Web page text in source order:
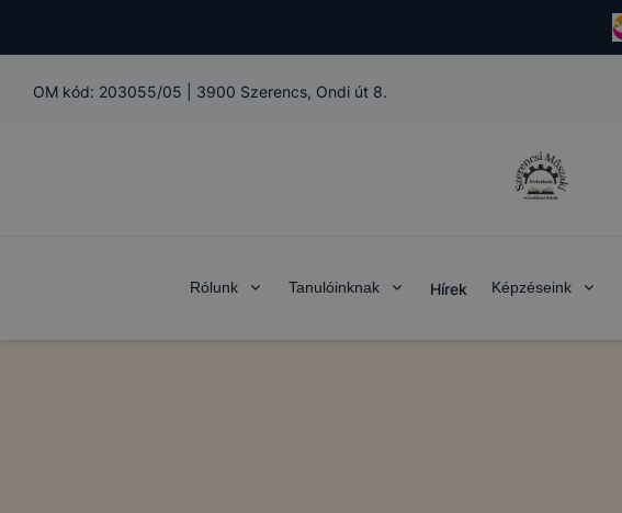
OM kód: 203055/05 3900 Szerencs, Ondi út 8.
Rólunk Tanulóinknak Hírek Képzéseink